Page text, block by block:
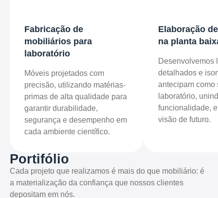
Fabricação de
mobiliários para
laboratório
Móveis projetados com
precisão, utilizando matérias-
primas de alta qualidade para
garantir durabilidade,
segurança e desempenho em
cada ambiente científico.
Elaboração
na planta
Desenvolvemos
detalhados e
antecipam como
laboratório,
funcionalidade,
visão de futuro.
Portifólio
Cada projeto que realizamos é mais do que mobiliário: é
a materialização da confiança que nossos clientes
depositam em nós.